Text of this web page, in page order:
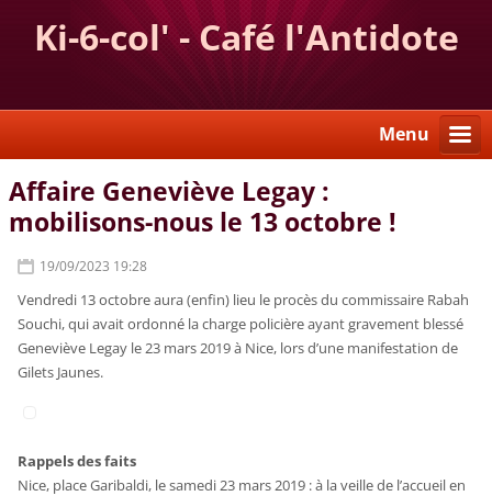
Ki-6-col' - Café l'Antidote
Menu
Affaire Geneviève Legay :
mobilisons-nous le 13 octobre !
19/09/2023 19:28
Vendredi 13 octobre aura (enfin) lieu le procès du commissaire Rabah
Souchi, qui avait ordonné la charge policière ayant gravement blessé
Geneviève Legay le 23 mars 2019 à Nice, lors d’une manifestation de
Gilets Jaunes.
Rappels des faits
Nice, place Garibaldi, le samedi 23 mars 2019 : à la veille de l’accueil en